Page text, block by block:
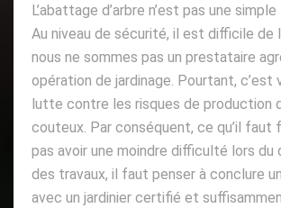
L’abattage d’arbre n’est pas une
Au niveau de sécurité, il est difficile de
nous ne sommes pas un prestataire
opération de jardinage. Pourtant, c’est
lutte contre les risques de production
couteux. Par conséquent, ce qu’il faut
pas avoir une moindre difficulté lors du
des travaux, il faut penser à conclure
avec un jardinier certifié et